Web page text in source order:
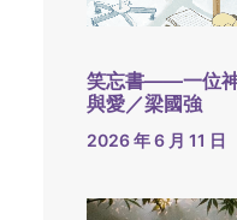
笑忘書——一位
與愛／梁國強
2026 年 6 月 11 日